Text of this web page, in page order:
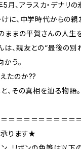
5月、アラスカ・デナリ
に、中学時代からの親
ままの平賀さんの人生
、親友との“最後の別
う。
たのか??
、その真相を辿る物語。
＝＝＝＝＝＝＝＝＝
承ります★